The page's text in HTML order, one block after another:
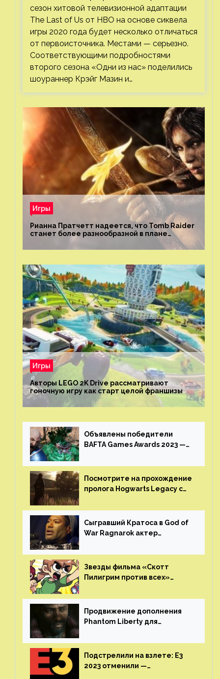
сезон хитовой телевизионной адаптации
The Last of Us от HBO на основе сиквела
игры 2020 года будет несколько отличаться
от первоисточника. Местами — серьезно.
Соответствующими подробностями
второго сезона «Одни из нас» поделились
шоураннер Крэйг Мазин и…
Игры
Рианна Пратчетт надеется, что Tomb Raider
станет более разнообразной в плане
репрезентации
Игры
Авторы LEGO 2K Drive рассматривают
гоночную игру как старт целой франшизы
Объявлены победители
BAFTA Games Awards 2023 —
получила шесть наград
Посмотрите на прохождение
пролога Hogwarts Legacy с
GamesVoice показала первые
результаты своего труда
Сыгравший Кратоса в God of
War Ragnarok актер
игроков прекратить
консольные войны
Звезды фильма «Скотт
Пилигрим против всех»
аниме от Netflix
Продвижение дополнения
Phantom Liberty для
июне
Подстрелили на взлете: E3
2023 отменили —